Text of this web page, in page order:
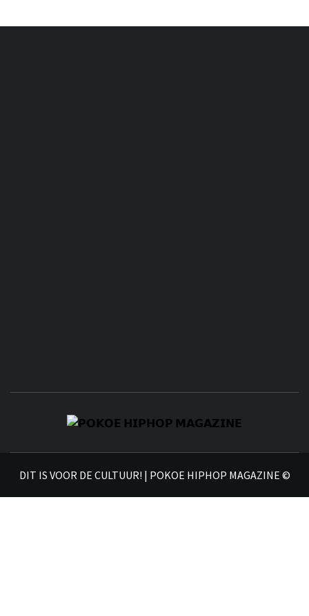
DIT IS VOOR DE CULTUUR! | POKOE HIPHOP MAGAZINE ©